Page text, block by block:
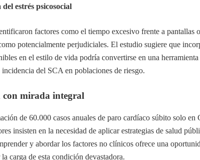
estrés psicosocial
factores como el tiempo excesivo frente a pantallas
potencialmente perjudiciales. El estudio sugiere que
en el estilo de vida podría convertirse en una
del SCA en poblaciones de riesgo.
con mirada integral
de 60.000 casos anuales de paro cardíaco súbito solo en
insisten en la necesidad de aplicar estrategias de salud
y abordar los factores no clínicos ofrece una
carga de esta condición devastadora.